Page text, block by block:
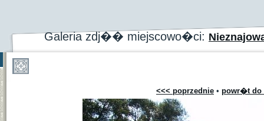
Galeria zdj�� miejscowo�ci:
<<< poprzednie • powr�t do